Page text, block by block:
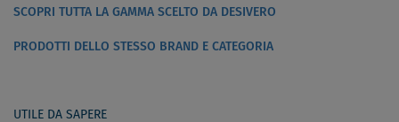
SCOPRI TUTTA LA GAMMA SCELTO DA DESIVERO
PRODOTTI DELLO STESSO BRAND E CATEGORIA
UTILE DA SAPERE